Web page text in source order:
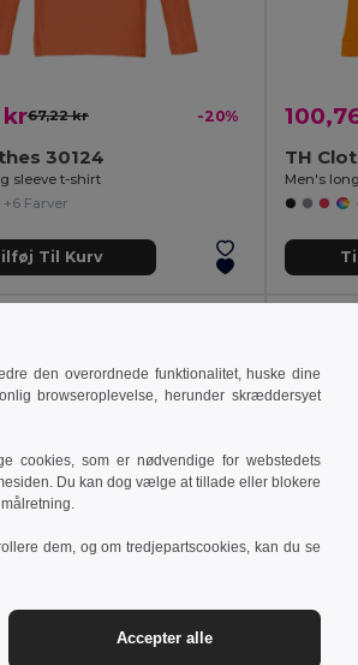
kr67,22 kr -20%
30124
sleeve t-shirt
+6 Farver
Til Kurv
TH
-31%
den overordnede funktionalitet, huske dine
browseroplevelse, herunder skræddersyet
cookies, som er nødvendige for webstedets
Du kan dog vælge at tillade eller blokere
dem, og om tredjepartscookies, kan du se
Accepter alle